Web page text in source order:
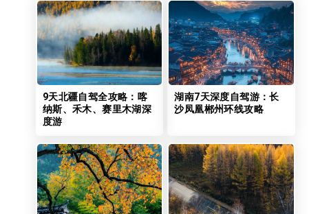
9天北疆自驾全攻略：喀
纳斯、禾木、赛里木湖深
度游
湖南7天深度自驾游：长
沙凤凰郴州环线攻略